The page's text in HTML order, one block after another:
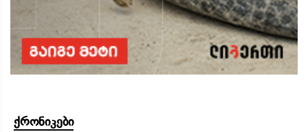
ქრონიკები